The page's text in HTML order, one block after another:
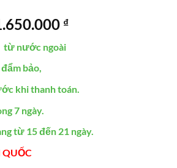
₫.
₫Giá
1.650.000 ₫.
từ nước ngoài
bảo,
khi thanh toán.
7 ngày.
từ 15 đến 21 ngày.
QUỐC